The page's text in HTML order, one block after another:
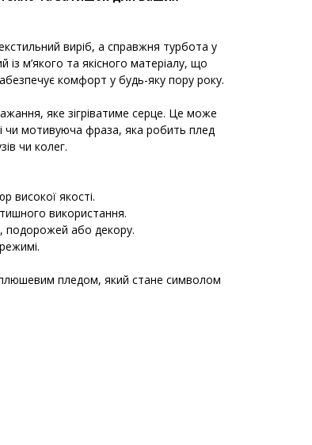
виріб, а справжня турбота у
м’якого та якісного матеріалу, що
комфорт у будь-яку пору року.
яке зігріватиме серце. Це може
чи мотивуюча фраза, яка робить плед
чи колег.
високої якості.
використання.
подорожей або декору.
пледом, який стане символом